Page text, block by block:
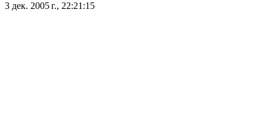
3 дек. 2005 г., 22:21:15